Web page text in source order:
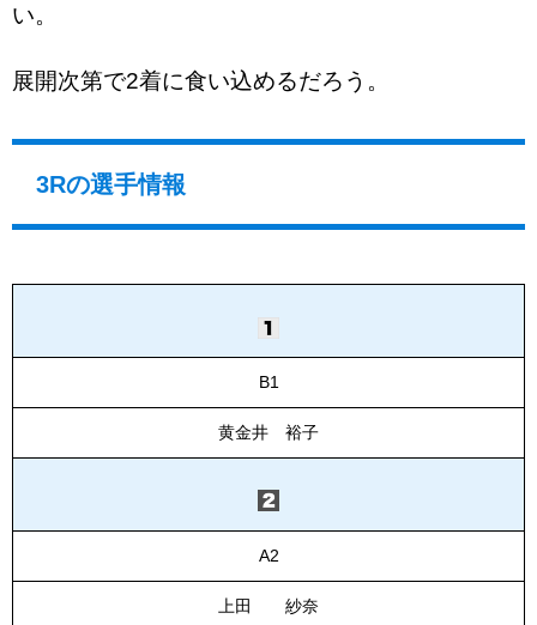
い。
展開次第で2着に食い込めるだろう。
3Rの選手情報
B1
黄金井 裕子
A2
上田 紗奈